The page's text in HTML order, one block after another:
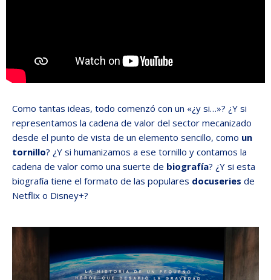
Como tantas ideas, todo comenzó con un «¿y si…»? ¿Y si
representamos la cadena de valor del sector mecanizado
desde el punto de vista de un elemento sencillo, como un
tornillo? ¿Y si humanizamos a ese tornillo y contamos la
cadena de valor como una suerte de biografía? ¿Y si esta
biografía tiene el formato de las populares docuseries de
Netflix o Disney+?